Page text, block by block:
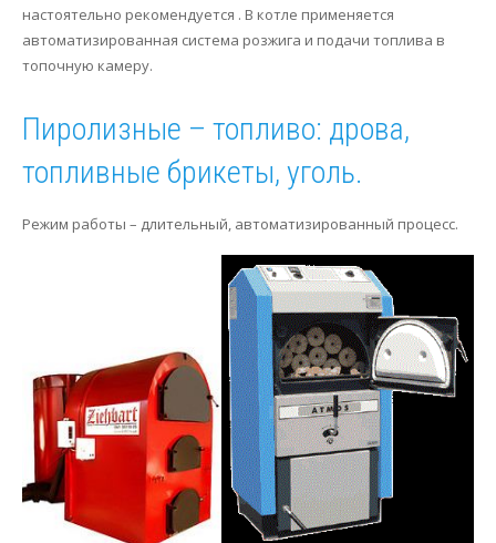
настоятельно рекомендуется . В котле применяется
автоматизированная система розжига и подачи топлива в
топочную камеру.
Пиролизные – топливо: дрова,
топливные брикеты, уголь.
Режим работы – длительный, автоматизированный процесс.